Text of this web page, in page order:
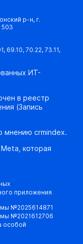
р-н, г.
503
69.10, 70.22, 73.11,
ИТ-
в реестр
(Запись
мнению crmindex.
которая
приложения
№2025614871
№2021612706
особой